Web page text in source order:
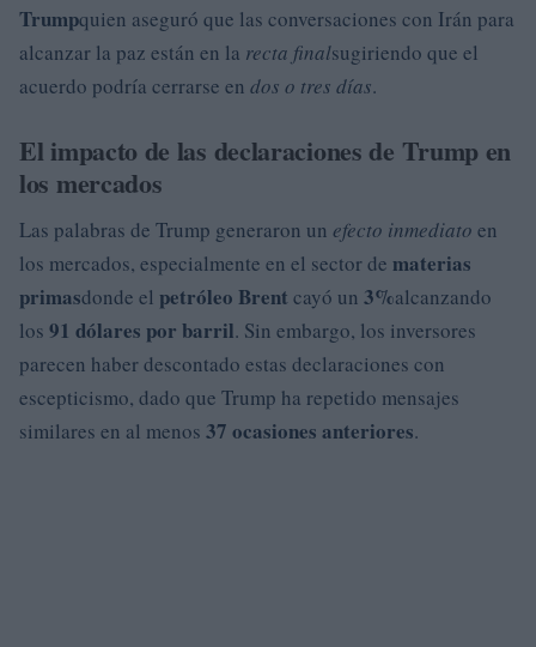
Trumpquien aseguró que las conversaciones con Irán para
alcanzar la paz están en la recta finalsugiriendo que el
acuerdo podría cerrarse en dos o tres días.
El impacto de las declaraciones de Trump en
los mercados
Las palabras de Trump generaron un efecto inmediato en
los mercados, especialmente en el sector de materias
primasdonde el petróleo Brent cayó un 3%alcanzando
los 91 dólares por barril. Sin embargo, los inversores
parecen haber descontado estas declaraciones con
escepticismo, dado que Trump ha repetido mensajes
similares en al menos 37 ocasiones anteriores.